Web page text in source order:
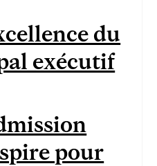
du
exécutif
pour